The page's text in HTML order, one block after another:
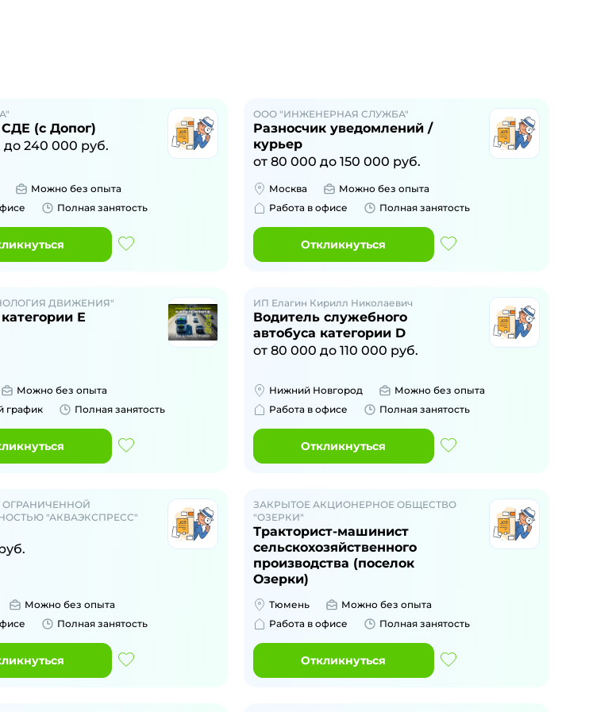
(с Допог)
до240 000 руб.
Можно без опыта
Полная занятость
ООО "ИНЖЕНЕРНАЯ СЛУЖБА"
Разносчик уведомлений /
курьер
от 80 000 до 150 000 руб.
Москва
Можно без опыта
Работа в офисе
Полная занятость
Откликнуться
ДВИЖЕНИЯ"
Е
Можно без опыта
график
Полная занятость
ИП Елагин Кирилл Николаевич
Водитель cлужебного
автобуса категории D
от 80 000 до 110 000 руб.
Нижний Новгород
Можно без опыта
Работа в офисе
Полная занятость
Откликнуться
"АКВАЭКСПРЕСС"
Можно без опыта
Полная занятость
ЗАКРЫТОЕ АКЦИОНЕРНОЕ ОБЩЕСТВО
"ОЗЕРКИ"
Тракторист-машинист
сельскохозяйственного
производства (поселок
Озерки)
Тюмень
Можно без опыта
Работа в офисе
Полная занятость
Откликнуться